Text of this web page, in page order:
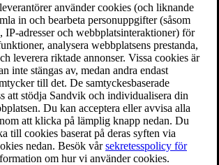
använder cookies (och liknande
in och bearbeta personuppgifter (såsom
IP-adresser och webbplatsinteraktioner) för
analysera webbplatsens prestanda,
leverera riktade annonser. Vissa cookies är
inte stängas av, medan andra endast
till det. De samtyckesbaserade
att stödja Sandvik och individualisera din
Du kan acceptera eller avvisa alla
att klicka på lämplig knapp nedan. Du
till cookies baserat på deras syften via
nedan. Besök vårsekretesspolicy för
om hur vi använder cookies.